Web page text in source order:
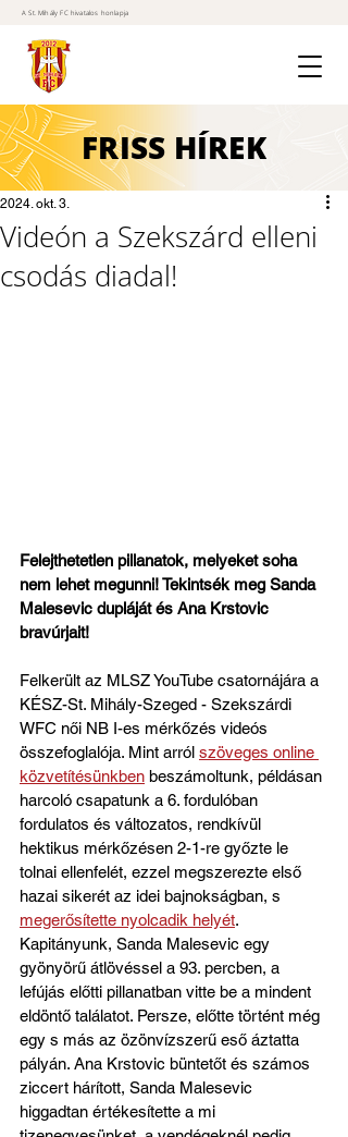
A St. Mihály FC hivatalos honlapja
FRISS HÍREK
Videón a Szekszárd elleni
csodás diadal!
2024. okt. 3.
Felejthetetlen pillanatok, melyeket soha
nem lehet megunni! Tekintsék meg Sanda
Malesevic dupláját és Ana Krstovic
bravúrjait!
Felkerült az MLSZ YouTube csatornájára a
KÉSZ-St. Mihály-Szeged - Szekszárdi
WFC női NB I-es mérkőzés videós
összefoglalója. Mint arról szöveges online
közvetítésünkben beszámoltunk, példásan
harcoló csapatunk a 6. fordulóban
fordulatos és változatos, rendkívül
hektikus mérkőzésen 2-1-re győzte le
tolnai ellenfelét, ezzel megszerezte első
hazai sikerét az idei bajnokságban, s
megerősítette nyolcadik helyét.
Kapitányunk, Sanda Malesevic egy
gyönyörű átlövéssel a 93. percben, a
lefújás előtti pillanatban vitte be a mindent
eldöntő találatot. Persze, előtte történt még
egy s más az özönvízszerű eső áztatta
pályán. Ana Krstovic büntetőt és számos
ziccert hárított, Sanda Malesevic
higgadtan értékesítette a mi